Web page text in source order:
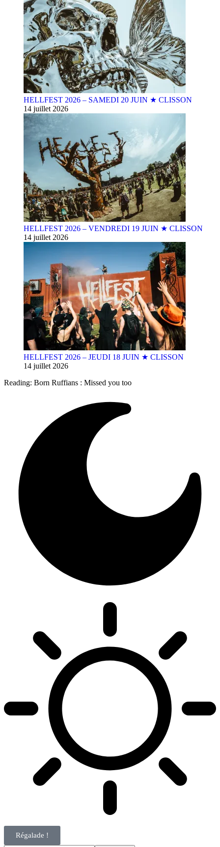
HELLFEST 2026 – SAMEDI 20 JUIN ★ CLISSON
14 juillet 2026
HELLFEST 2026 – VENDREDI 19 JUIN ★ CLISSON
14 juillet 2026
HELLFEST 2026 – JEUDI 18 JUIN ★ CLISSON
14 juillet 2026
Reading: Born Ruffians : Missed you too
Régalade !